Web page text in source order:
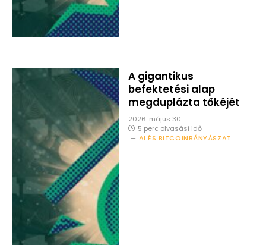
A gigantikus
befektetési alap
megduplázta tőkéjét
2026. május 30.
5 perc olvasási idő
AI ÉS BITCOINBÁNYÁSZAT